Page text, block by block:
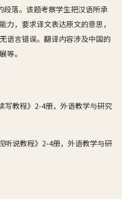
段落。该题考察学生把汉语所承
力，要求译文表达原文的意思，
语言错误。翻译内容涉及中国的
等。
写教程》2-4册，外语教学与研究
听说教程》2-4册，外语教学与研